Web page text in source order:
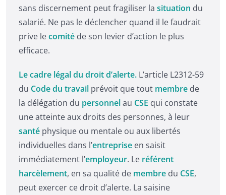
sans discernement peut fragiliser la situation du
salarié. Ne pas le déclencher quand il le faudrait
prive lecomité de son levier d’action le plus
efficace.
Le cadre légal du droit d’alerte. L’article L2312-59
du Code du travail prévoit que tout membre de
la délégation du personnelau CSE qui constate
une atteinte aux droits des personnes, à leur
santé physique ou mentale ou aux libertés
individuelles dans l’entreprise en saisit
immédiatement l’employeur. Le référent
harcèlement, en sa qualité de membre du CSE,
peut exercer ce droit d’alerte. La saisine